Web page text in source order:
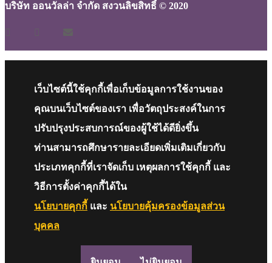
บริษัท ออนวัลล่า จำกัด สงวนลิขสิทธิ์ © 2020
เว็บไซต์นี้ใช้คุกกี้เพื่อเก็บข้อมูลการใช้งานของ
คุณบนเว็บไซต์ของเรา เพื่อวัตถุประสงค์ในการ
ปรับปรุงประสบการณ์ของผู้ใช้ได้ดียิ่งขึ้น
ท่านสามารถศึกษารายละเอียดเพิ่มเติมเกี่ยวกับ
ประเภทคุกกี้ที่เราจัดเก็บ เหตุผลการใช้คุกกี้ และ
วิธีการตั้งค่าคุกกี้ได้ใน
นโยบายคุกกี้ และ นโยบายคุ้มครองข้อมูลส่วน
บุคคล